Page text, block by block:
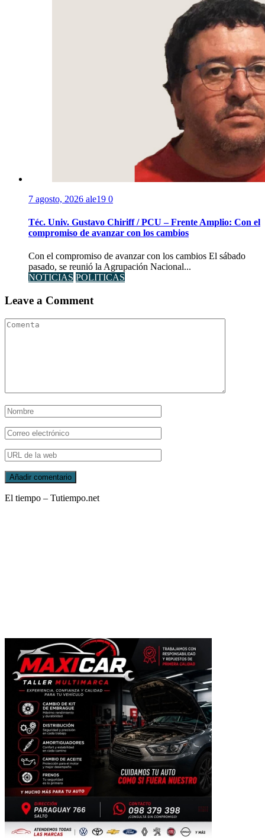
7 agosto, 2026 ale19 0
Téc. Univ. Gustavo Chiriff / PCU – Frente Amplio: Con el
compromiso de avanzar con los cambios
Con el compromiso de avanzar con los cambios El sábado
pasado, se reunió la Agrupación Nacional...
NOTICIAS POLITICAS
Leave a Comment
El tiempo – Tutiempo.net